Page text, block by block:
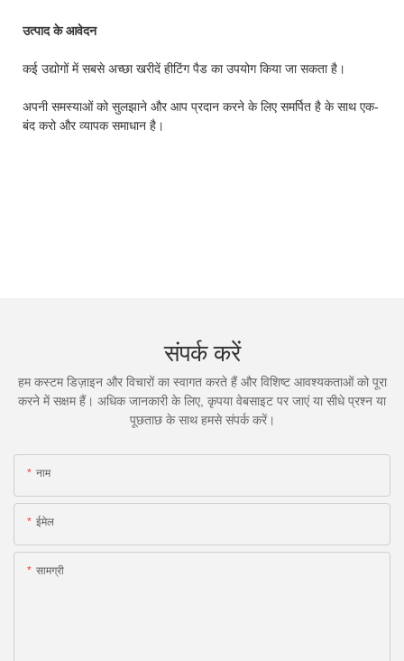
उत्पाद के आवेदन
कई उद्योगों में सबसे अच्छा खरीदें हीटिंग पैड का उपयोग किया जा सकता है।
अपनी समस्याओं को सुलझाने और आप प्रदान करने के लिए समर्पित है के साथ एक-
बंद करो और व्यापक समाधान है।
संपर्क करें
हम कस्टम डिज़ाइन और विचारों का स्वागत करते हैं और विशिष्ट आवश्यकताओं को पूरा
करने में सक्षम हैं। अधिक जानकारी के लिए, कृपया वेबसाइट पर जाएं या सीधे प्रश्न या
पूछताछ के साथ हमसे संपर्क करें।
नाम
ईमेल
सामग्री